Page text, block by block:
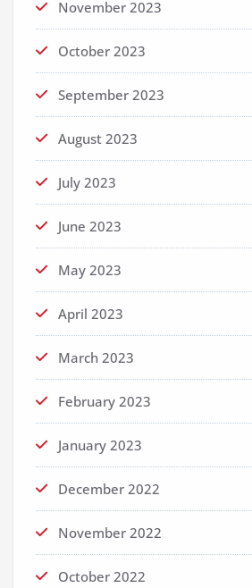
November 2023
October 2023
September 2023
August 2023
July 2023
June 2023
May 2023
April 2023
March 2023
February 2023
January 2023
December 2022
November 2022
October 2022